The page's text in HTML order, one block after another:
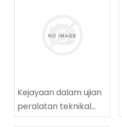
Kejayaan dalam ujian
peralatan teknikal
penggerudian